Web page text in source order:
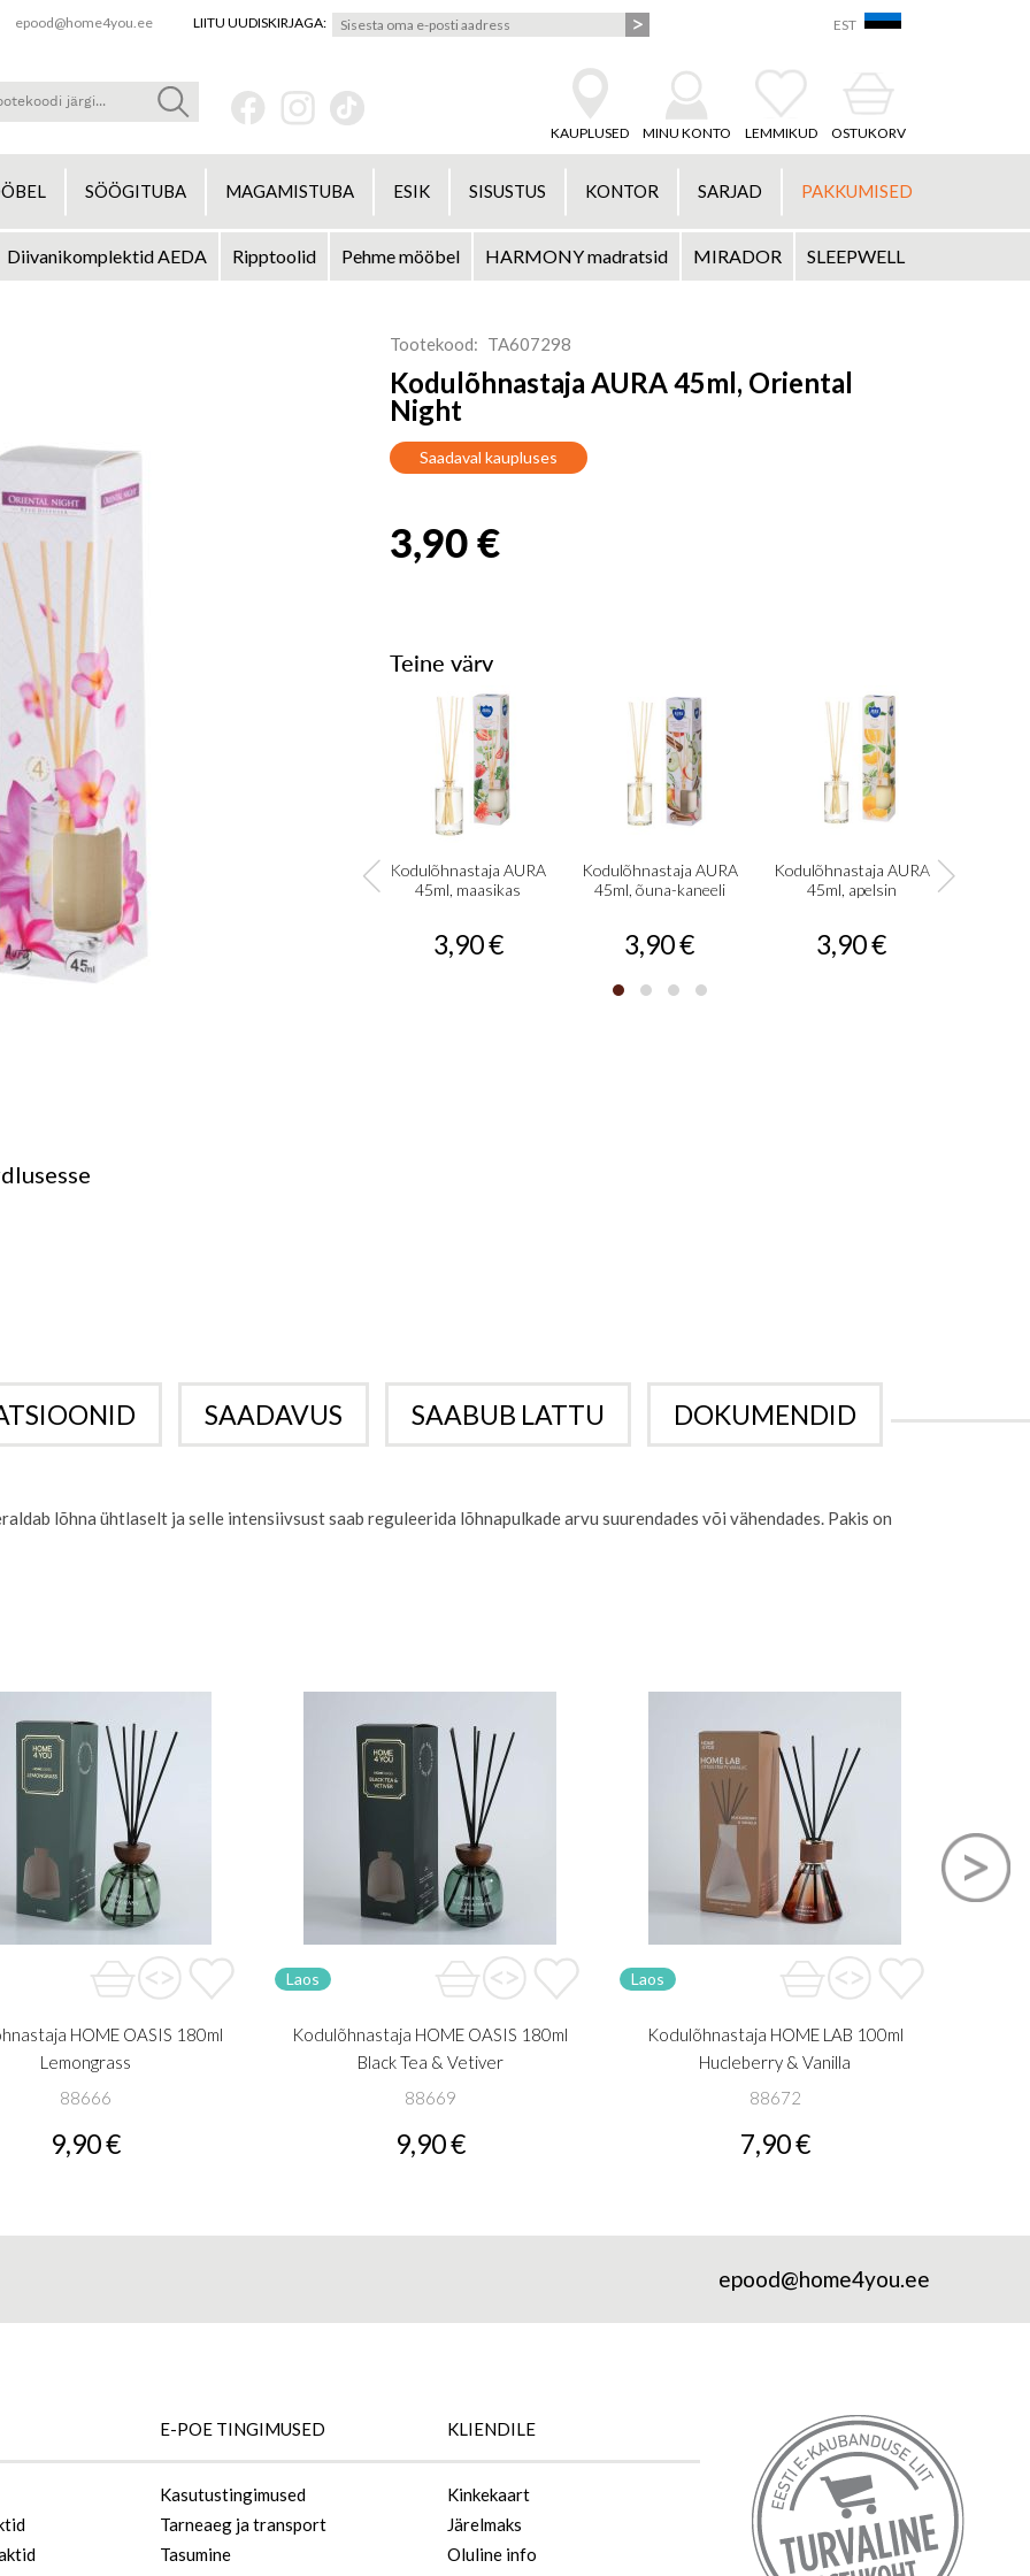
epood@home4you.ee LIITU UUDISKIRJAGA: EST
KAUPLUSED MINU KONTO LEMMIKUD OSTUKORV
SÖÖGITUBA MAGAMISTUBA ESIK SISUSTUS KONTOR SARJAD PAKKUMISED
Diivanikomplektid AEDA Ripptoolid Pehme mööbel HARMONY madratsid MIRADOR
SLEEPWELL
Tootekood TA607298
Kodulõhnastaja AURA 45ml, Oriental
Night
Saadaval kaupluses
3,90 €
Teine värv
Kodulõhnastaja AURA
45ml, maasikas
3,90 €
Kodulõhnastaja AURA
45ml, õuna-kaneeli
3,90 €
Kodulõhnastaja AURA
45ml, apelsin
3,90 €
lõhna ühtlaselt ja selle intensiivsust saab reguleerida lõhnapulkade arvu suurendades või vähendades. Pakis on
SAADAVUS SAABUB LATTU DOKUMENDID
HOME OASIS 180ml
Lemongrass
88666
9,90 €
Laos
Kodulõhnastaja HOME OASIS 180ml
Black Tea & Vetiver
88669
9,90 €
Laos
Kodulõhnastaja HOME LAB 100ml
Hucleberry & Vanilla
88672
7,90 €
epood@home4you.ee
E-POE TINGIMUSED
Kasutustingimused
Tarneaeg ja transport
Tasumine
KLIENDILE
Kinkekaart
Järelmaks
Oluline info